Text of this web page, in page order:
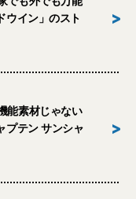
ウイン」のスト
>
能素材じゃない
プテン サンシャ
>